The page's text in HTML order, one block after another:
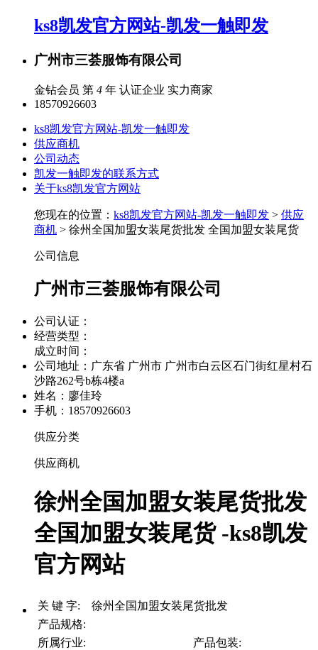
ks8凯发官方网站-凯发一触即发
广州市三荟服饰有限公司
金钻会员 第 4 年 认证企业 实力商家
18570926603
ks8凯发官方网站-凯发一触即发
供应商机
公司动态
凯发一触即发的联系方式
关于ks8凯发官方网站
您现在的位置： ks8凯发官方网站-凯发一触即发 > 供应
商机 > 徐州全国加盟女装尾货批发 全国加盟女装尾货
公司信息
广州市三荟服饰有限公司
公司认证：
经营类型：
成立时间：
公司地址： 广东省 广州市 广州市白云区石门街红星村石
沙路262号b栋4楼a
姓名：廖佳玲
手机：18570926603
供应分类
供应商机
徐州全国加盟女装尾货批发
全国加盟女装尾货 -ks8凯发
官方网站
关 键 字: 徐州全国加盟女装尾货批发
产品规格:
所属行业:
产品包装: